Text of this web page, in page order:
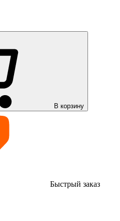
В корзину
Быстрый заказ